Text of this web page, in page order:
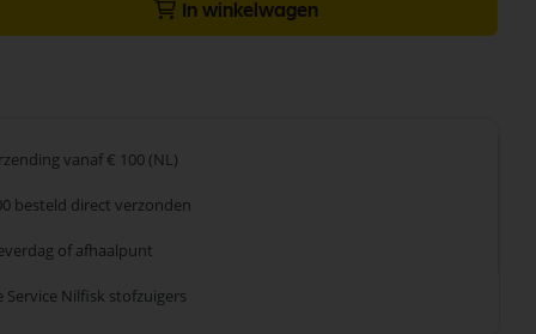
In winkelwagen
vanaf € 100 (NL)
besteld direct verzonden
of afhaalpunt
Service Nilfisk stofzuigers